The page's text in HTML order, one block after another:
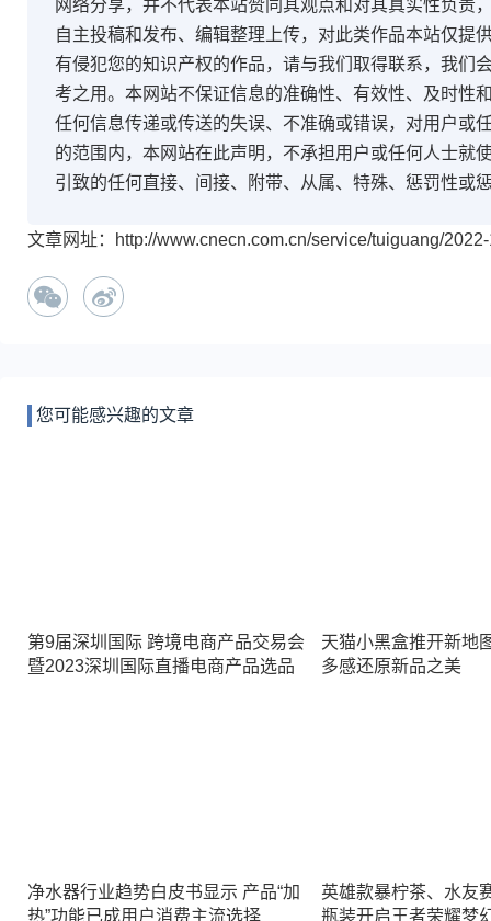
网络分享，并不代表本站赞同其观点和对其真实性负责
自主投稿和发布、编辑整理上传，对此类作品本站仅提
有侵犯您的知识产权的作品，请与我们取得联系，我们
考之用。本网站不保证信息的准确性、有效性、及时性
任何信息传递或传送的失误、不准确或错误，对用户或
的范围内，本网站在此声明，不承担用户或任何人士就
引致的任何直接、间接、附带、从属、特殊、惩罚性或
文章网址：http://www.cnecn.com.cn/service/tuiguang/
您可能感兴趣的文章
第9届深圳国际 跨境电商产品交易会
暨2023深圳国际直播电商产品选品
天猫小黑盒推开新地
多感还原新品之美
净水器行业趋势白皮书显示 产品“加
热”功能已成用户消费主流选择
英雄款暴柠茶、水友
瓶装开启王者荣耀梦